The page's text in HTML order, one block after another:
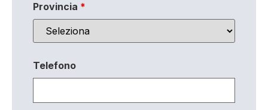
Provincia *
Telefono